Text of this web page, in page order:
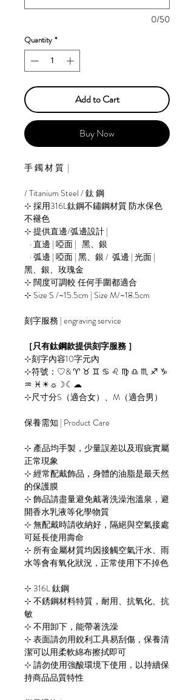
0/50
Quantity *
Add to Cart
Buy Now
手 鐲 材 質 |
/ Titanium Steel / 鈦 鋼
⊹ 採用316L鈦鋼不鏽鋼材質 防水保色
不褪色
⊹ 提供直邊/弧邊設計 |
· 直邊 | 啞面 | 黑、銀
· 弧邊 | 啞面 | 黑、銀 / 弧邊 | 光面 |
黑、銀、玫瑰金
⊹ 闊度可調較 任何手圍都適合
⊹ Size S /~15.5cm | Size M/~18.5cm
刻字服務 | engraving service
［只有鈦鋼款提供刻字服務 ］
⊹刻字內容10字元內
⊹符號：♡& ♈︎ ♉︎ ♊︎ ♋︎ ♌︎ ♍︎ ♎︎ ♏︎ ♐︎ ♑︎
♒︎ ♓︎☀︎☼☽☾☁︎
⊹尺寸分S（適合女）、M（適合男）
保養需知 | Product Care
⊹ 產品均手製，少量誤差以及瑕疵實屬
正常現象
⊹ 經常配戴飾品，身體的油脂是最天然
的保護膜
⊹ 飾品請盡量避免戴著洗澡泡溫泉，避
開香水乳液等化學物質
⊹ 無配戴時請收納好，隔絕與空氣接處
可延長使用壽命
⊹ 所有金屬材質均因接觸空氣汗水、雨
水等會有氧化狀況，正常使用下不掉色
​​⊹ 316L 鈦鋼
⊹ 不銹鋼材料特質，耐用、抗氧化、抗
敏
⊹ 不用卸下，能帶著洗澡
⊹ 表面請勿用銳利工具易刮傷，保養清
潔可以用柔軟綿布擦拭即可
⊹ 請勿使用強酸環境下使用，以持續保
持商品品質特性